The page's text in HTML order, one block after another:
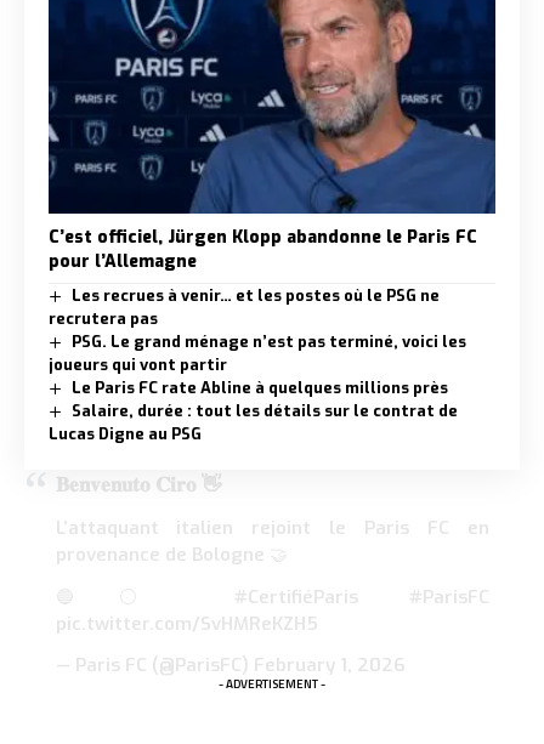
C’est officiel, Jürgen Klopp abandonne le Paris FC
pour l’Allemagne
Les recrues à venir… et les postes où le PSG ne
recrutera pas
PSG. Le grand ménage n’est pas terminé, voici les
joueurs qui vont partir
Le Paris FC rate Abline à quelques millions près
Salaire, durée : tout les détails sur le contrat de
Lucas Digne au PSG
𝐁𝐞𝐧𝐯𝐞𝐧𝐮𝐭𝐨 𝐂𝐢𝐫𝐨 👋
L’attaquant italien rejoint le Paris FC en
provenance de Bologne 🤝
🔵⚪️ #CertifiéParis
#ParisFC
pic.twitter.com/SvHMReKZH5
— Paris FC (@ParisFC) February 1, 2026
- ADVERTISEMENT -